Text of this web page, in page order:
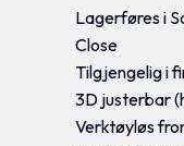
Lagerføres i
Close
Tilgjengelig i
3D justerbar
Verktøyløs